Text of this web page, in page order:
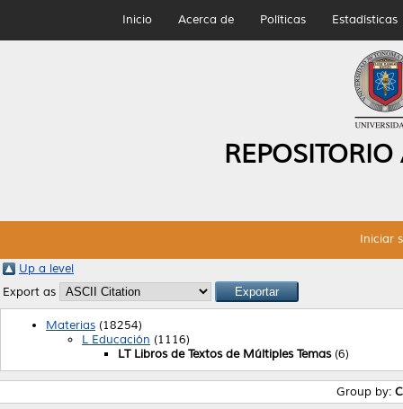
Inicio Acerca de Políticas Estadísticas
Iniciar
Up a level
Export as
Materias (18254)
L Educación (1116)
LT Libros de Textos de Múltiples Temas(6)
Group by: